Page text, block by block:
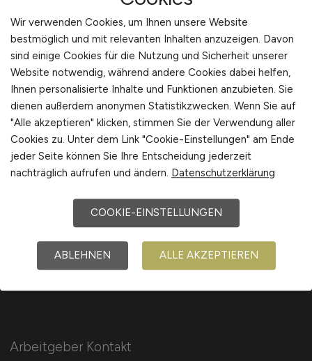
Österreich
Schweiz
Europa
International
Für Arbeitnehmer
Produktion Jobs suchen
Arbeitnehmer Registrierung
Arbeitgeber Kontakt
Wir verwenden Cookies, um Ihnen unsere Website
bestmöglich und mit relevanten Inhalten anzuzeigen. Davon
sind einige Cookies für die Nutzung und Sicherheit unserer
Website notwendig, während andere Cookies dabei helfen,
Ihnen personalisierte Inhalte und Funktionen anzubieten. Sie
dienen außerdem anonymen Statistikzwecken. Wenn Sie auf
"Alle akzeptieren" klicken, stimmen Sie der Verwendung aller
Cookies zu. Unter dem Link "Cookie-Einstellungen" am Ende
jeder Seite können Sie Ihre Entscheidung jederzeit
nachträglich aufrufen und ändern. Datenschutzerklärung
COOKIE-EINSTELLUNGEN
ABLEHNEN ALLE AKZEPTIEREN